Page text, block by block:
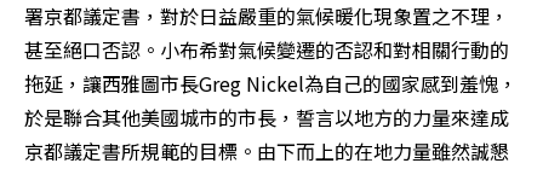
署京都議定書，對於日益嚴重的氣候暖化現象置之不理，
甚至絕口否認。小布希對氣候變遷的否認和對相關行動的
拖延，讓西雅圖市長Greg Nickel為自己的國家感到羞愧，
於是聯合其他美國城市的市長，誓言以地方的力量來達成
京都議定書所規範的目標。由下而上的在地力量雖然誠懇